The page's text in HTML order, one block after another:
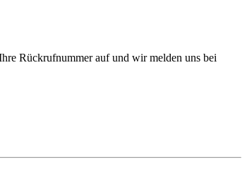
Rückrufnummer auf und wir melden uns bei